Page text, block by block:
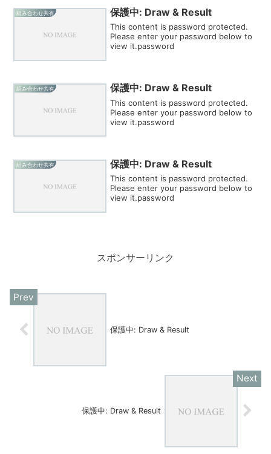
組み合わせ共有 保護中: Draw & Result
This content is password protected.
Please enter your password below to
view it.password
組み合わせ共有 保護中: Draw & Result
This content is password protected.
Please enter your password below to
view it.password
組み合わせ共有 保護中: Draw & Result
This content is password protected.
Please enter your password below to
view it.password
スポンサーリンク
保護中: Draw & Result
保護中: Draw & Result